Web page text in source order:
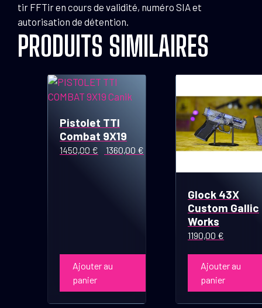
tir FFTir en cours de validité, numéro SIA et
autorisation de détention.
PRODUITS SIMILAIRES
Pistolet TTI
Combat 9X19
1450,00€
Le
1360,00 €
Ajouter au
panier
Glock 43X
Custom Gallic
Works
1190,00 €
Ajouter au
panier